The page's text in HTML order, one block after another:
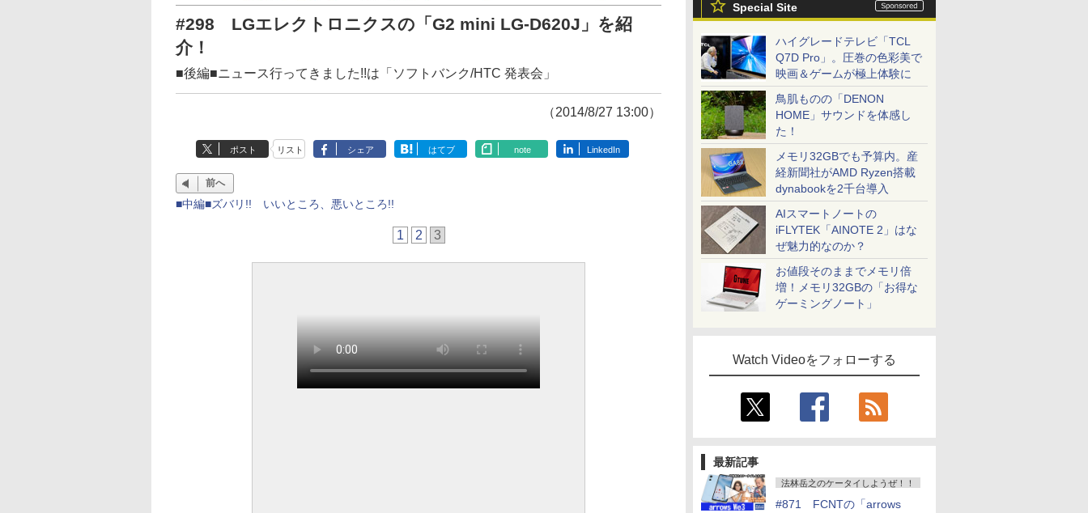
Special Site
ハイグレードテレビ「TCL
Q7D Pro」。圧巻の色彩美で
映画＆ゲームが極上体験に
鳥肌ものの「DENON
HOME」サウンドを体感し
た！
メモリ32GBでも予算内。産
経新聞社がAMD Ryzen搭載
dynabookを2千台導入
AIスマートノートの
iFLYTEK「AINOTE 2」はな
ぜ魅力的なのか？
お値段そのままでメモリ倍
増！メモリ32GBの「お得な
ゲーミングノート」
Watch Videoをフォローする
最新記事
法林岳之のケータイしようぜ！！
#871 FCNTの「arrows
#298 LGエレクトロニクスの「G2 mini LG-D620J」を紹
介！
■後編■ニュース行ってきました!!は「ソフトバンク/HTC 発表会」
（2014/8/27 13:00）
ポスト リスト シェア はてブ note LinkedIn
前へ
■中編■ズバリ!! いいところ、悪いところ!!
1 2 3